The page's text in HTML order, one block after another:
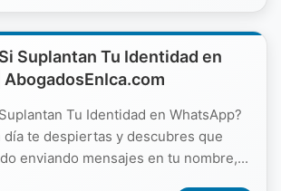
Suplantan Tu Identidad en
Tu Identidad en WhatsApp?
día te despiertas y descubres que
enviando mensajes en tu nombre,...